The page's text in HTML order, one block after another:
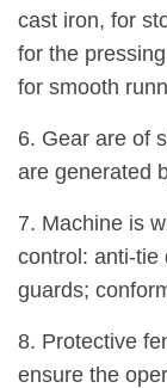
cast iron, for
for the
for smooth
6. Gear are of
are generated
7. Machine is
control: anti-tie
guards;
8. Protective
ensure the